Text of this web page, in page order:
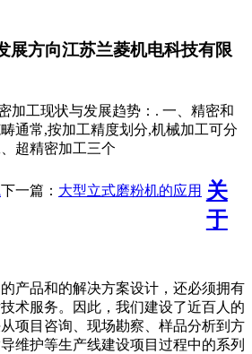
展方向江苏兰菱机电科技有限
加工现状与发展趋势：. 一、精密和
通常,按加工精度划分,机械加工可分
超精密加工三个
下一篇： 大型立式磨粉机的应用 关
于
产品和的解决方案设计，还必须拥有
术服务。因此，我们建设了近百人的
项目咨询、现场勘察、样品分析到方
维护等生产线建设项目过程中的系列